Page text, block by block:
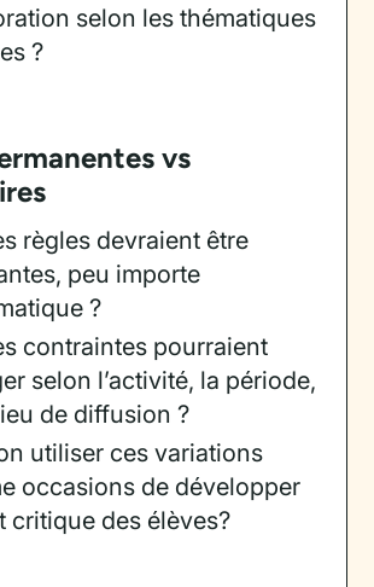
selon les thématiques
?
vs
règles devraient être
peu importe
?
contraintes pourraient
selon l’activité, la période,
de diffusion ?
utiliser ces variations
occasions de développer
critique des élèves?